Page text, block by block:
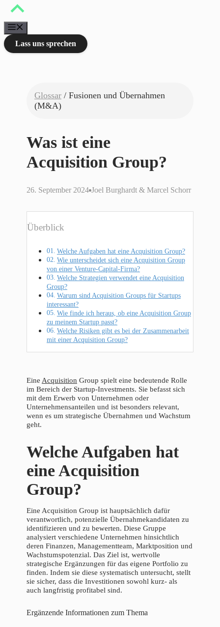
Zum
springen
Lass uns sprechen
Glossar / Fusionen und Übernahmen
(M&A)
Was ist eine
Acquisition Group?
26. September 2024 Joel Burghardt & Marcel Schorr
Überblick
Welche Aufgaben hat eine Acquisition Group?
Wie unterscheidet sich eine Acquisition Group
von einer Venture-Capital-Firma?
Welche Strategien verwendet eine Acquisition
Group?
Warum sind Acquisition Groups für Startups
interessant?
Wie finde ich heraus, ob eine Acquisition Group
zu meinem Startup passt?
Welche Risiken gibt es bei der Zusammenarbeit
mit einer Acquisition Group?
Eine Acquisition Group spielt eine bedeutende Rolle
im Bereich der Startup-Investments. Sie befasst sich
mit dem Erwerb von Unternehmen oder
Unternehmensanteilen und ist besonders relevant,
wenn es um strategische Übernahmen und Wachstum
geht.
Welche Aufgaben hat
eine Acquisition
Group?
Eine Acquisition Group ist hauptsächlich dafür
verantwortlich, potenzielle Übernahmekandidaten zu
identifizieren und zu bewerten. Diese Gruppe
analysiert verschiedene Unternehmen hinsichtlich
deren Finanzen, Managementteam, Marktposition und
Wachstumspotenzial. Das Ziel ist, wertvolle
strategische Ergänzungen für das eigene Portfolio zu
finden. Indem sie diese systematisch untersucht, stellt
sie sicher, dass die Investitionen sowohl kurz- als
auch langfristig profitabel sind.
Ergänzende Informationen zum Thema